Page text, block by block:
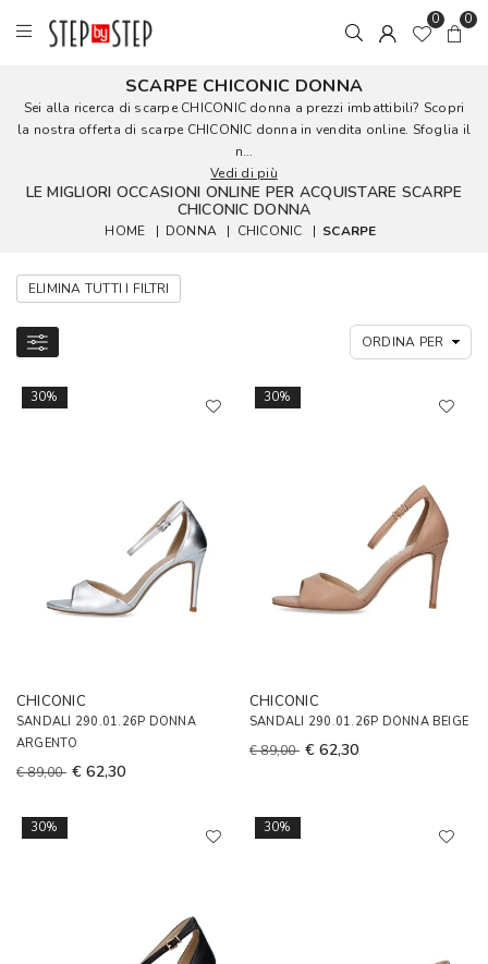
0 0
SCARPE CHICONIC DONNA
Sei alla ricerca di scarpe CHICONIC donna a prezzi imbattibili? Scopri
la nostra offerta di scarpe CHICONIC donna in vendita online. Sfoglia il
n...
Vedi di più
LE MIGLIORI OCCASIONI ONLINE PER ACQUISTARE SCARPE
CHICONIC DONNA
HOME | DONNA | CHICONIC | SCARPE
ELIMINA TUTTI I FILTRI
30%
CHICONIC
SANDALI 290.01.26P DONNA
ARGENTO
€ 89,00 € 62,30
30%
CHICONIC
SANDALI 290.01.26P DONNA BEIGE
€ 89,00 € 62,30
30% 30%